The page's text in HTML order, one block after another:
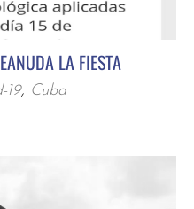
LA FIESTA
19, Cuba